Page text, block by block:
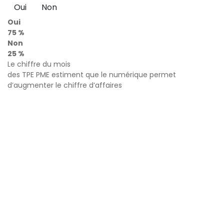
Oui Non
Oui
75 %
Non
25 %
Le chiffre du mois
des TPE PME estiment que le numérique permet
d’augmenter le chiffre d’affaires